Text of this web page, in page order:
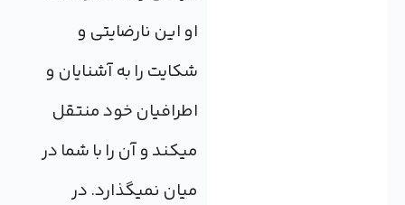
او این نارضایتی و
شکایت را به آشنایان و
اطرافیان خود منتقل
می‎کند و آن را با شما در
میان نمی‎گذارد. در